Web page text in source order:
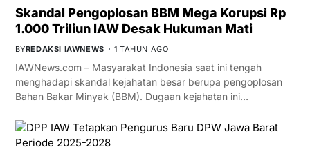
Skandal Pengoplosan BBM Mega Korupsi Rp
1.000 Triliun IAW Desak Hukuman Mati
BYREDAKSI IAWNEWS 1 TAHUN AGO
IAWNews.com – Masyarakat Indonesia saat ini tengah
menghadapi skandal kejahatan besar berupa pengoplosan
Bahan Bakar Minyak (BBM). Dugaan kejahatan ini…